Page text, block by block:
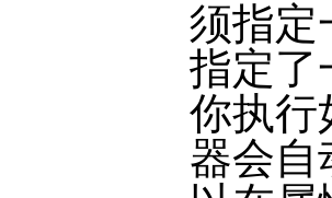
须指定
指定了
你执行
器会自